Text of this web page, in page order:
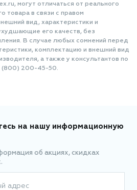
могут отличаться от реального
товара в связи с правом
вид, характеристики и
его качеств, без
В случае любых сомнений перед
комплектацию и внешний вид
а также у консультантов по
(800) 200-45-50.
на нашу информационную
об акциях, скидках
адрес